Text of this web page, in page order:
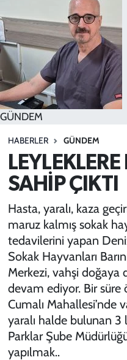
GÜNDEM
HABERLER GÜNDEM
SAHİP ÇIKTI
Hasta, yaralı, kaza
maruz kalmış sokak
tedavilerini yapan
Sokak Hayvanları
Merkezi, vahşi
devam ediyor. Bir süre
Cumalı Mahallesi’nde
yaralı halde bulunan
Parklar Şube
yapılmak..
SPOR
TEKNOLOJİ
YAŞAM